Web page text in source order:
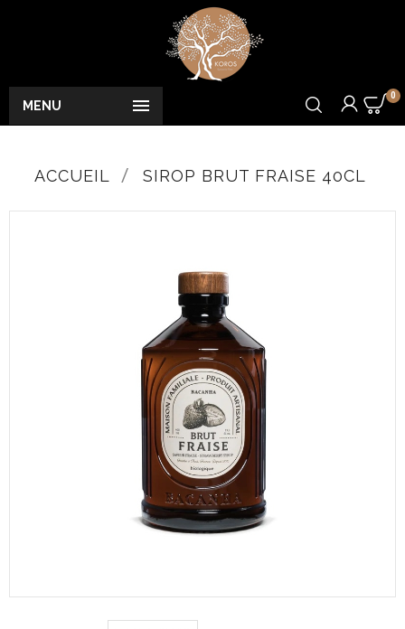

MENU
0
ACCUEIL SIROP BRUT FRAISE 40CL